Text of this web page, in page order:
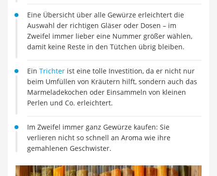
Heißwasserspender
Tierhaarstaubsauger
Ecovacs-Saugroboter
Nespresso-Maschine
Service
Eine Übersicht über alle Gewürze erleichtert die
Auswahl der richtigen Gläser oder Dosen – im
Zweifel immer lieber eine Nummer größer wählen,
damit keine Reste in den Tütchen übrig bleiben.
Ein Trichter ist eine tolle Investition, da er nicht nur
beim Umfüllen von Kräutern hilft, sondern auch das
Marmeladekochen oder Einsammeln von kleinen
Perlen und Co. erleichtert.
Im Zweifel immer ganz Gewürze kaufen: Sie
verlieren nicht so schnell an Aroma wie ihre
gemahlenen Geschwister.